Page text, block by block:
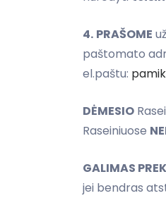
4. PRAŠOME
paštomato
el.paštu:
DĖMESIO
Raseiniuose
GALIMAS
jei bendras